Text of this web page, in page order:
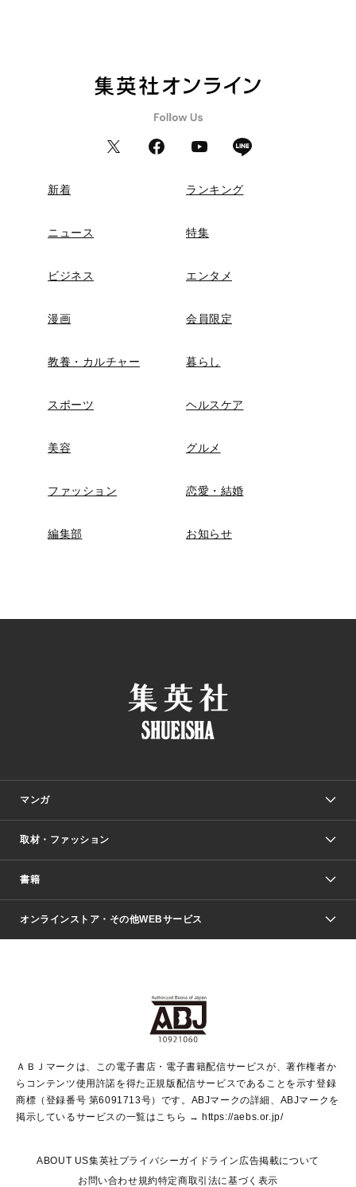
新着 ランキング
ニュース 特集
ビジネス エンタメ
漫画 会員限定
教養・カルチャー 暮らし
スポーツ ヘルスケア
美容 グルメ
ファッション 恋愛・結婚
編集部 お知らせ
マンガ
少年マンガ
Vジャンプ
ジャンプルーキー！
ジャンプTOON
S-MANGA
集英社ジャンプリミックス
週刊ヤングジャンプ
ウルトラジャンプ
少女マンガ
リマコミ＋
マンガMeets
月刊オフィスユー
取材・ファッション
Seventeen
LEE
Marisol
T JAPAN:The New York Times Style Magazine
芸能・情報・スポーツ
パラスポ＋！
書籍
文芸・文庫・総合
青春と読書
アジア人物史
集英社新書
集英社新書プラス
よみタイ
ライトノベル・ノベライズ
集英社Webマガジン Cobalt
集英社オレンジ文庫
シフォン文庫
JUMP j BOOKS
集英社みらい文庫
S-KIDS.LAND
オンラインストア・その他WEBサービス
SHUEISHA MANGA-ART HERITAGE
HAPPY PLUS STORE
shueisha vox
SHOP Marisol
EDITOR'S LAB
ＡＢＪマークは、この電子書店・電子書籍配信サービスが、著作権者か
らコンテンツ使用許諾を得た正規版配信サービスであることを示す登録
商標（登録番号 第6091713号）です。ABJマークの詳細、ABJマークを
掲示しているサービスの一覧はこちら → https://aebs.or.jp/
ABOUT US集英社プライバシーガイドライン 広告掲載について
お問い合わせ規約特定商取引法に基づく表示